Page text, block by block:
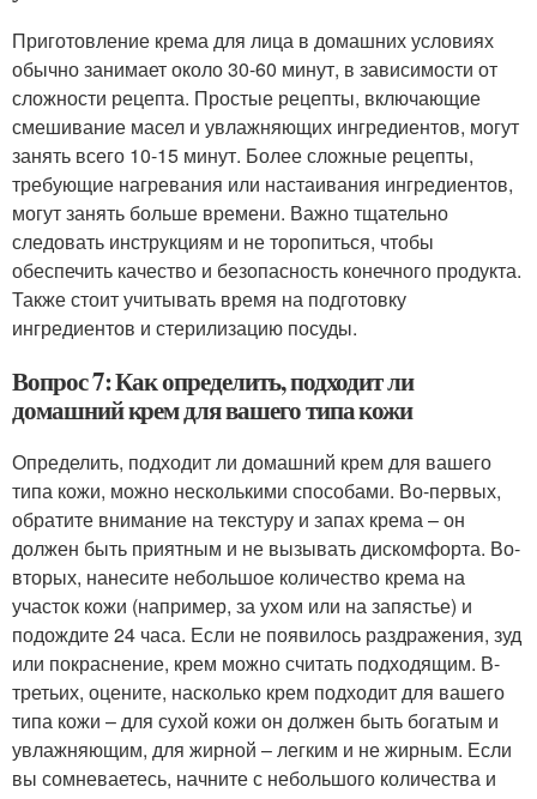
Приготовление крема для лица в домашних условиях
обычно занимает около 30-60 минут, в зависимости от
сложности рецепта. Простые рецепты, включающие
смешивание масел и увлажняющих ингредиентов, могут
занять всего 10-15 минут. Более сложные рецепты,
требующие нагревания или настаивания ингредиентов,
могут занять больше времени. Важно тщательно
следовать инструкциям и не торопиться, чтобы
обеспечить качество и безопасность конечного продукта.
Также стоит учитывать время на подготовку
ингредиентов и стерилизацию посуды.
Вопрос 7: Как определить, подходит ли
домашний крем для вашего типа кожи
Определить, подходит ли домашний крем для вашего
типа кожи, можно несколькими способами. Во-первых,
обратите внимание на текстуру и запах крема – он
должен быть приятным и не вызывать дискомфорта. Во-
вторых, нанесите небольшое количество крема на
участок кожи (например, за ухом или на запястье) и
подождите 24 часа. Если не появилось раздражения, зуд
или покраснение, крем можно считать подходящим. В-
третьих, оцените, насколько крем подходит для вашего
типа кожи – для сухой кожи он должен быть богатым и
увлажняющим, для жирной – легким и не жирным. Если
вы сомневаетесь, начните с небольшого количества и